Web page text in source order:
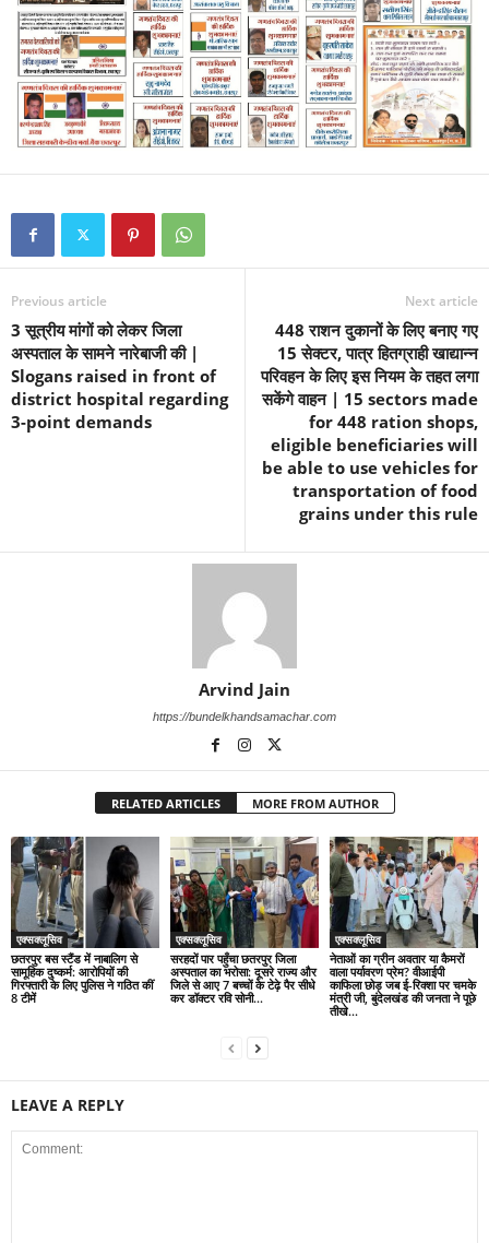
Previous article
3 सूत्रीय मांगों को लेकर जिला
अस्पताल के सामने नारेबाजी की |
Slogans raised in front of
district hospital regarding
3-point demands
Next article
448 राशन दुकानों के लिए बनाए गए
15 सेक्टर, पात्र हितग्राही खाद्यान्न
परिवहन के लिए इस नियम के तहत लगा
सकेंगे वाहन | 15 sectors made
for 448 ration shops,
eligible beneficiaries will
be able to use vehicles for
transportation of food
grains under this rule
Arvind Jain
https://bundelkhandsamachar.com
RELATED ARTICLES MORE FROM AUTHOR
एक्सक्लूसिव
छतरपुर बस स्टैंड में नाबालिग से
सामूहिक दुष्कर्म: आरोपियों की
गिरफ्तारी के लिए पुलिस ने गठित कीं
8 टीमें
एक्सक्लूसिव
सरहदों पार पहुँचा छतरपुर जिला
अस्पताल का भरोसा: दूसरे राज्य और
जिले से आए 7 बच्चों के टेढ़े पैर सीधे
कर डॉक्टर रवि सोनी...
एक्सक्लूसिव
नेताओं का ग्रीन अवतार या कैमरों
वाला पर्यावरण प्रेम? वीआईपी
काफिला छोड़ जब ई-रिक्शा पर चमके
मंत्री जी, बुंदेलखंड की जनता ने पूछे
तीखे...
LEAVE A REPLY